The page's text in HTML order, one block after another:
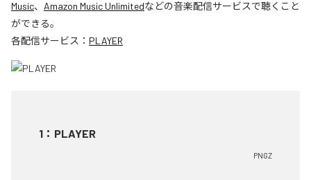
Music、 Amazon Music Unlimitedなどの音楽配信サービスで聴くこと
ができる。
各配信サービス： PLAYER
1 ： PLAYER
PNGZ